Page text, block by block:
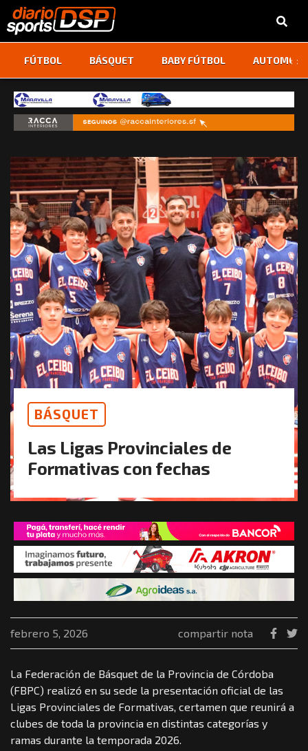
FÚTBOL BÁSQUET BABY FÚTBOL ‹ ›
BÁSQUET
Las Ligas Provinciales de
Formativas con fechas
febrero 5, 2026 compartir nota
La Federación de Básquet de la Provincia de Córdoba
(FBPC) realizó en su sede la presentación oficial de las
Ligas Provinciales de Formativas, certamen que reunirá a
clubes de toda la provincia en distintas categorías y
ramas durante la temporada 2026.